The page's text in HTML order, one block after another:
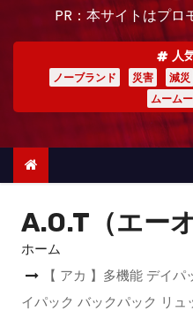
PR：本サイトはプ
人
ノーブランド 災害 減災
ムーム
A.O.T（エー
ホーム
【 アカ 】多機能 デイ
イパック バックパック リ